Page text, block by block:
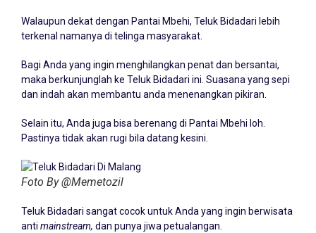
Walaupun dekat dengan Pantai Mbehi, Teluk Bidadari lebih
terkenal namanya di telinga masyarakat.
Bagi Anda yang ingin menghilangkan penat dan bersantai,
maka berkunjunglah ke Teluk Bidadari ini. Suasana yang sepi
dan indah akan membantu anda menenangkan pikiran.
Selain itu, Anda juga bisa berenang di Pantai Mbehi loh.
Pastinya tidak akan rugi bila datang kesini.
Foto By @Memetozil
Teluk Bidadari sangat cocok untuk Anda yang ingin berwisata
anti mainstream, dan punya jiwa petualangan.